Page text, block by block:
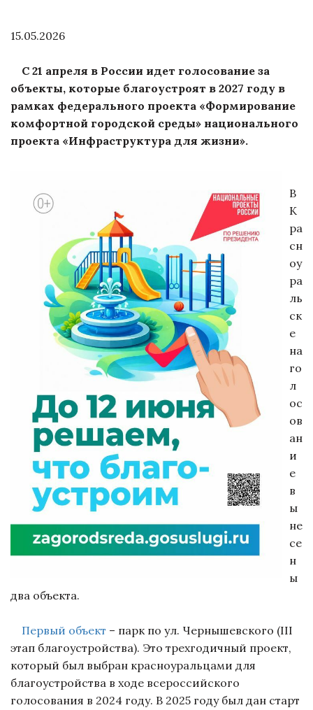
15.05.2026
С 21 апреля в России идет голосование за
объекты, которые благоустроят в 2027 году в
рамках федерального проекта «Формирование
комфортной городской среды» национального
проекта «Инфраструктура для жизни».
В
К
ра
сн
оу
ра
ль
ск
е
на
го
л
ос
ов
ан
и
е
в
ы
не
се
н
ы
два объекта.
Первый объект – парк по ул. Чернышевского (III
этап благоустройства). Это трехгодичный проект,
который был выбран красноуральцами для
благоустройства в ходе всероссийского
голосования в 2024 году. В 2025 году был дан старт